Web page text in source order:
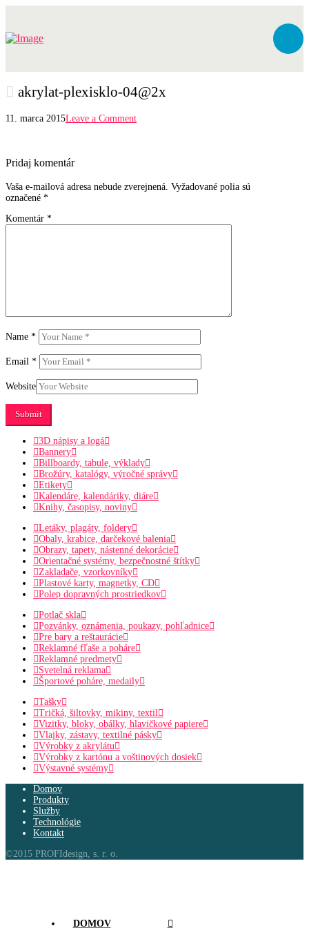
akrylat-plexisklo-04@2x
11. marca 2015Leave a Comment
Pridaj komentár
Vaša e-mailová adresa nebude zverejnená. Vyžadované polia sú
označené *
Komentár *
Name *
Email *
Website
3D nápisy a logá
Bannery
Billboardy, tabule, výklady
Brožúry, katalógy, výročné správy
Etikety
Kalendáre, kalendáriky, diáre
Knihy, časopisy, noviny
Letáky, plagáty, foldery
Obaly, krabice, darčekové balenia
Obrazy, tapety, nástenné dekorácie
Orientačné systémy, bezpečnostné štítky
Zakladače, vzorkovníky
Plastové karty, magnetky, CD
Polep dopravných prostriedkov
Potlač skla
Pozvánky, oznámenia, poukazy, pohľadnice
Pre bary a reštaurácie
Reklamné fľaše a poháre
Reklamné predmety
Svetelná reklama
Športové poháre, medaily
Tašky
Tričká, šiltovky, mikiny, textil
Vizitky, bloky, obálky, hlavičkové papiere
Vlajky, zástavy, textilné pásky
Výrobky z akrylátu
Výrobky z kartónu a voštinových dosiek
Výstavné systémy
Domov
Produkty
Služby
Technológie
Kontakt
©2015 PROFIdesign, s. r. o.
DOMOV